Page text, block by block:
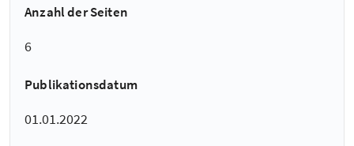
Anzahl der Seiten
6
Publikationsdatum
01.01.2022